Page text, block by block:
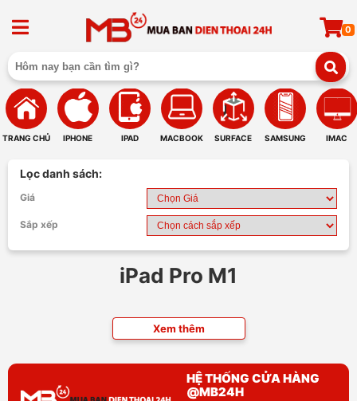
0
TRANG CHỦ IPHONE IPAD MACBOOK SURFACE SAMSUNG IMAC
Lọc danh sách:
Giá
Sắp xếp
iPad Pro M1
Xem thêm
HỆ THỐNG CỬA HÀNG
@MB24H